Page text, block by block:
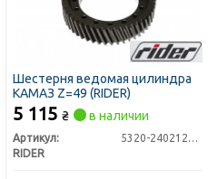
Шестерня ведомая цилиндра
КАМАЗ Z=49 (RIDER)
5 115 ₴ в наличии
Артикул:
5320-2402120-10
RIDER